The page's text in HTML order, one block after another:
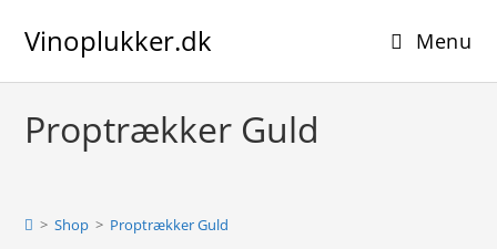
Vinoplukker.dk Menu
Proptrækker Guld
> Shop > Proptrækker Guld